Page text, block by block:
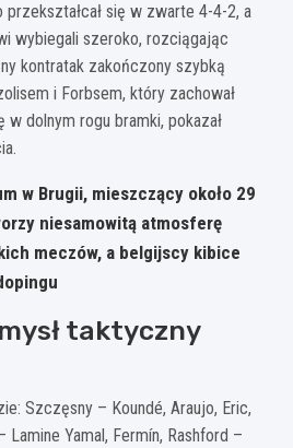
się w zwarte 4-4-2, a
wybiegali szeroko, rozciągając
kontratak zakończony szybką
i Forbsem, który zachował
w dolnym rogu bramki, pokazał
w Brugii, mieszczący około 29
niesamowitą atmosferę
meczów, a belgijscy kibice
taktyczny
Szczęsny – Koundé, Araujo, Eric,
Lamine Yamal, Fermín, Rashford –